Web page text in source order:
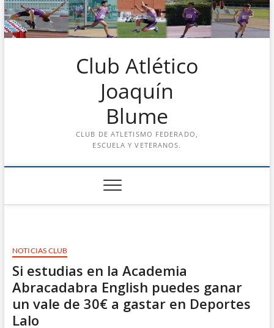
Saltar
al
contenido
Club Atlético
Joaquín
Blume
CLUB DE ATLETISMO FEDERADO,
ESCUELA Y VETERANOS.
NOTICIAS CLUB
Si estudias en la Academia
Abracadabra English puedes ganar
un vale de 30€ a gastar en Deportes
Lalo